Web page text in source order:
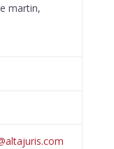
martin,
altajuris.com